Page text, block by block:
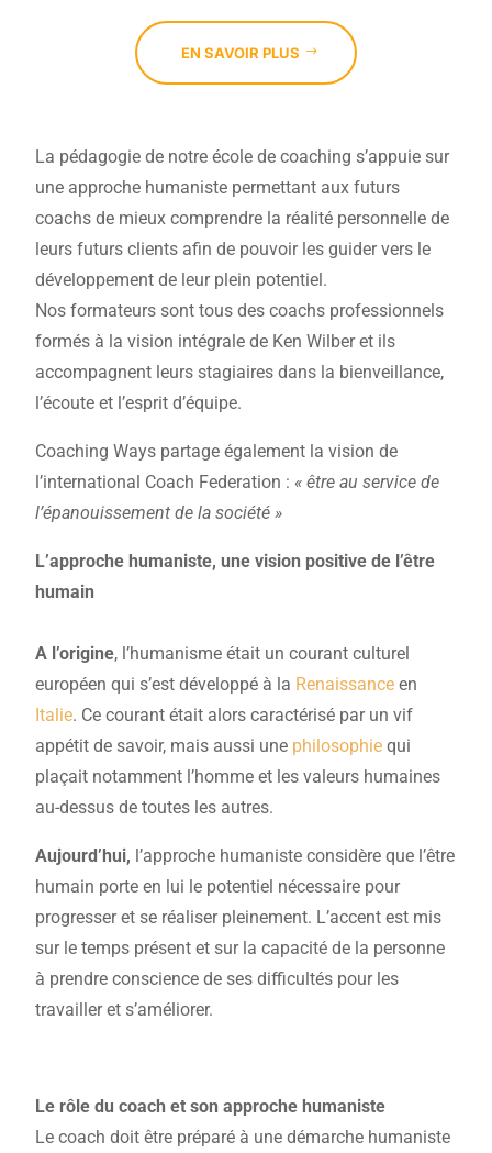
EN SAVOIR PLUS
La pédagogie de notre école de coaching s’appuie sur
une approche humaniste permettant aux futurs
coachs de mieux comprendre la réalité personnelle de
leurs futurs clients afin de pouvoir les guider vers le
développement de leur plein potentiel.
Nos formateurs sont tous des coachs professionnels
formés à la vision intégrale de Ken Wilber et ils
accompagnent leurs stagiaires dans la bienveillance,
l’écoute et l’esprit d’équipe.
Coaching Ways partage également la vision de
l’international Coach Federation : « être au service de
l’épanouissement de la société »
L’approche humaniste, une vision positive de l’être
humain
A l’origine, l’humanisme était un courant culturel
européen qui s’est développé à la Renaissance en
Italie. Ce courant était alors caractérisé par un vif
appétit de savoir, mais aussi une philosophie qui
plaçait notamment l’homme et les valeurs humaines
au-dessus de toutes les autres.
Aujourd’hui, l’approche humaniste considère que l’être
humain porte en lui le potentiel nécessaire pour
progresser et se réaliser pleinement. L’accent est mis
sur le temps présent et sur la capacité de la personne
à prendre conscience de ses difficultés pour les
travailler et s’améliorer.
Le rôle du coach et son approche humaniste
Le coach doit être préparé à une démarche humaniste